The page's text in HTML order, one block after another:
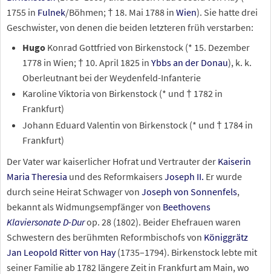
1755 in Fulnek/Böhmen; † 18. Mai 1788 in Wien). Sie hatte drei
Geschwister, von denen die beiden letzteren früh verstarben:
HugoKonrad Gottfried von Birkenstock (* 15. Dezember
1778 in Wien; † 10. April 1825 in Ybbs an der Donau), k. k.
Oberleutnant bei der Weydenfeld-Infanterie
Karoline Viktoria von Birkenstock (* und † 1782 in
Frankfurt)
Johann Eduard Valentin von Birkenstock (* und † 1784 in
Frankfurt)
Der Vater war kaiserlicher Hofrat und Vertrauter der Kaiserin
Maria Theresia und des Reformkaisers Joseph II. Er wurde
durch seine Heirat Schwager von Joseph von Sonnenfels,
bekannt als Widmungsempfänger von Beethovens
Klaviersonate D-Durop. 28 (1802). Beider Ehefrauen waren
Schwestern des berühmten Reformbischofs von Königgrätz
Jan Leopold Ritter von Hay(1735–1794). Birkenstock lebte mit
seiner Familie ab 1782 längere Zeit in Frankfurt am Main, wo